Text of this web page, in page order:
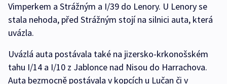
Vimperkem a Strážným a I/39 do Lenory. U Lenory se
stala nehoda, před Strážným stojí na silnici auta, která
uvázla.
Uvázlá auta postávala také na jizersko-krkonošském
tahu I/14 a I/10 z Jablonce nad Nisou do Harrachova.
Auta bezmocně postávala v kopcích u Lučan či v